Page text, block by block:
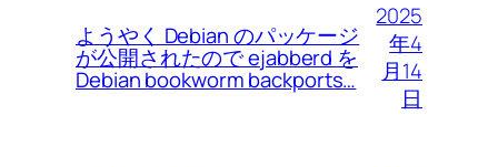
ようやく Debian のパッケージ
が公開されたので ejabberd を
Debian bookworm backports…
2025
年4
月14
日